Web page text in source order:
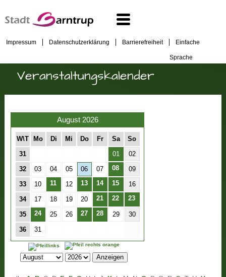
Impressum Datenschutzerklärung Barrierefreiheit Einfache
Sprache
Veranstaltungskalender
August 2026
W\T Mo Di Mi Do Fr Sa So
31 01 02
32 03 04 05 06 07 08 09
33 10 11 12 13 14 15 16
34 17 18 19 20 21 22 23
35 24 25 26 27 28 29 30
36 31